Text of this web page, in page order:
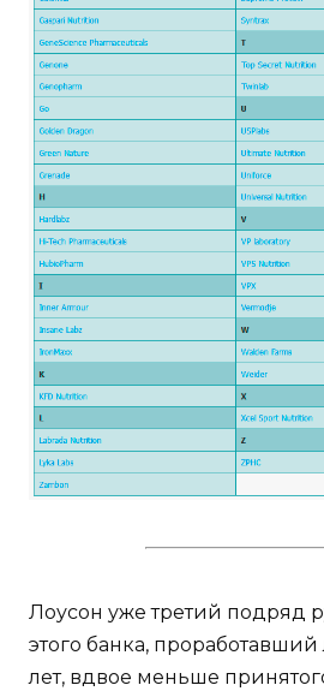
Лоусон уже третий подряд
этого банка,
лет, вдвое меньше